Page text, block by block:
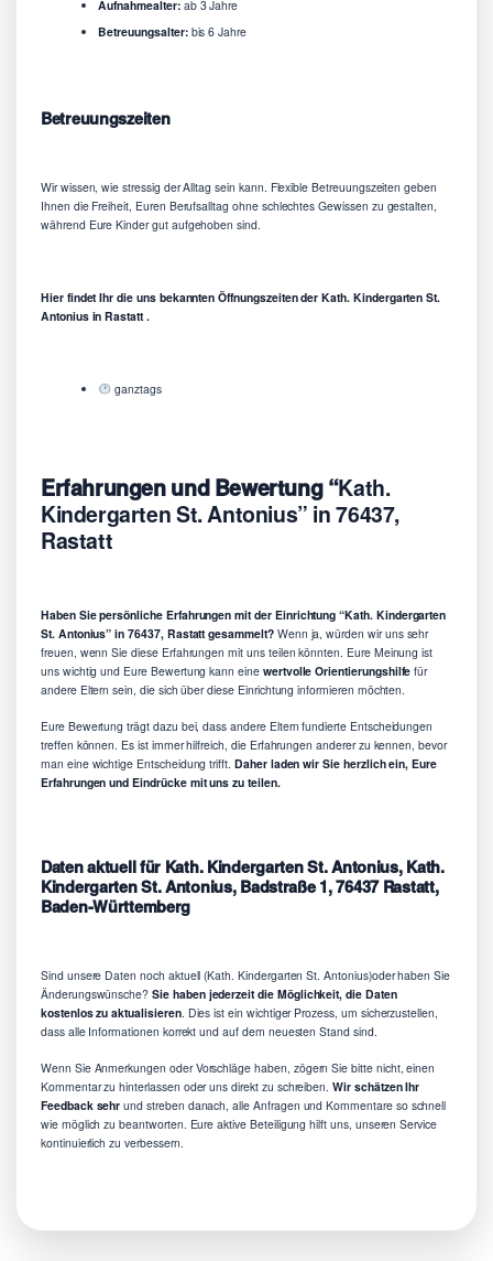
Aufnahmealter:ab 3 Jahre
Betreuungsalter:bis 6 Jahre
Betreuungszeiten
Wir wissen, wie stressig der Alltag sein kann. Flexible Betreuungszeiten geben
Ihnen die Freiheit, Euren Berufsalltag ohne schlechtes Gewissen zu gestalten,
während Eure Kinder gut aufgehoben sind.
Hier findet Ihr die uns bekannten Öffnungszeiten der Kath. Kindergarten St.
Antonius in Rastatt .
ganztags
Erfahrungen und Bewertung “Kath.
Kindergarten St. Antonius” in 76437,
Rastatt
Haben Sie persönliche Erfahrungen mit der Einrichtung “Kath. Kindergarten
St. Antonius” in 76437, Rastatt gesammelt?Wenn ja, würden wir uns sehr
freuen, wenn Sie diese Erfahrungen mit uns teilen könnten. Eure Meinung ist
uns wichtig und Eure Bewertung kann eine wertvolle Orientierungshilfe für
andere Eltern sein, die sich über diese Einrichtung informieren möchten.
Eure Bewertung trägt dazu bei, dass andere Eltern fundierte Entscheidungen
treffen können. Es ist immer hilfreich, die Erfahrungen anderer zu kennen, bevor
man eine wichtige Entscheidung trifft. Daher laden wir Sie herzlich ein, Eure
Erfahrungen und Eindrücke mit uns zu teilen.
Daten aktuell für Kath. Kindergarten St. Antonius, Kath.
Kindergarten St. Antonius, Badstraße 1, 76437 Rastatt,
Baden-Württemberg
Sind unsere Daten noch aktuell (Kath. Kindergarten St. Antonius)oder haben Sie
Änderungswünsche?Sie haben jederzeit die Möglichkeit, die Daten
kostenlos zu aktualisieren. Dies ist ein wichtiger Prozess, um sicherzustellen,
dass alle Informationen korrekt und auf dem neuesten Stand sind.
Wenn Sie Anmerkungen oder Vorschläge haben, zögern Sie bitte nicht, einen
Kommentar zu hinterlassen oder uns direkt zu schreiben.Wir schätzen Ihr
Feedback sehr und streben danach, alle Anfragen und Kommentare so schnell
wie möglich zu beantworten. Eure aktive Beteiligung hilft uns, unseren Service
kontinuierlich zu verbessern.